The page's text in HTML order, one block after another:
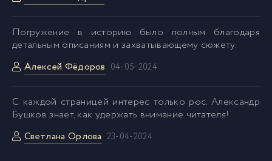
Погружение в историю было полным благодаря
детальным описаниям и захватывающему сюжету.
Aлексей Фёдоров 04-05-2024
C каждой страницей интерес только рос. Александр
Бушков знает, как удержать внимание читателя!
Cветлана Орлова 23-04-2024